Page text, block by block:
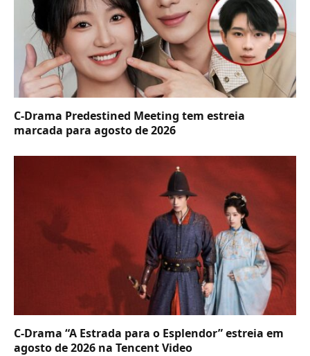
C-Drama Predestined Meeting tem estreia
marcada para agosto de 2026
C-Drama “A Estrada para o Esplendor” estreia em
agosto de 2026 na Tencent Video